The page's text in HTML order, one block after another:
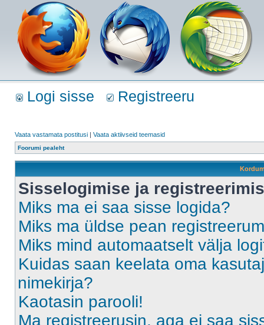
Logi sisse Registreeru
Vaata vastamata postitusi | Vaata aktiivseid teemasid
Foorumi pealeht
Sisselogimise ja
Miks ma ei saa sisse logida?
Miks ma üldse pean
Miks mind automaatselt välja
Kuidas saan keelata oma
nimekirja?
Kaotasin parooli!
Ma registreerusin, aga ei saa